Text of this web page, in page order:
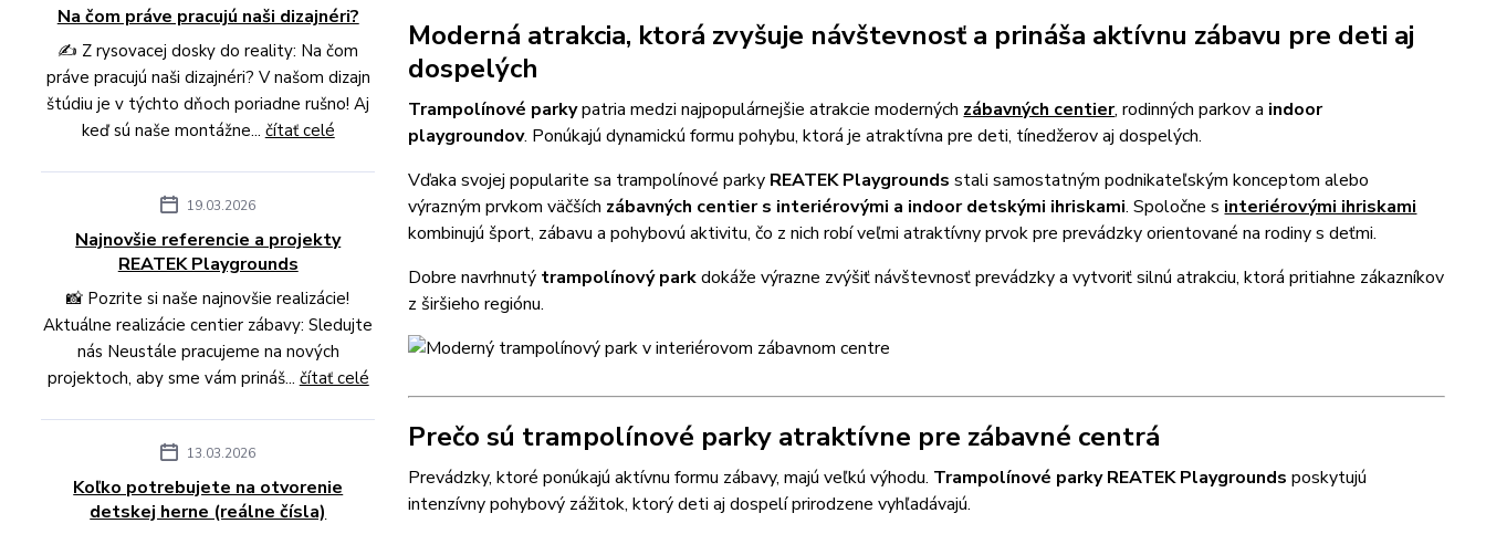
Moderná atrakcia, ktorá zvyšuje návštevnosť a prináša aktívnu zábavu pre deti aj
dospelých
Trampolínové parkypatria medzi najpopulárnejšie atrakcie moderných zábavných centier, rodinných parkov a indoor
playgroundov. Ponúkajú dynamickú formu pohybu, ktorá je atraktívna pre deti, tínedžerov aj dospelých.
Vďaka svojej popularite sa trampolínové parky REATEK Playgrounds stali samostatným podnikateľským konceptom alebo
výrazným prvkom väčších zábavných centier s interiérovými a indoor detskými ihriskami. Spoločne s interiérovými ihriskami
kombinujú šport, zábavu a pohybovú aktivitu, čo z nich robí veľmi atraktívny prvok pre prevádzky orientované na rodiny s deťmi.
Dobre navrhnutý trampolínový parkdokáže výrazne zvýšiť návštevnosť prevádzky a vytvoriť silnú atrakciu, ktorá pritiahne zákazníkov
z širšieho regiónu.
Prečo sú trampolínové parky atraktívne pre zábavné centrá
Prevádzky, ktoré ponúkajú aktívnu formu zábavy, majú veľkú výhodu. Trampolínové parky REATEK Playgrounds poskytujú
intenzívny pohybový zážitok, ktorý deti aj dospelí prirodzene vyhľadávajú.
Na čom práve pracujú naši dizajnéri?
✍️ Z rysovacej dosky do reality: Na čom
práve pracujú naši dizajnéri? V našom dizajn
štúdiu je v týchto dňoch poriadne rušno! Aj
keď sú naše montážne... čítať celé
19.03.2026
Najnovšie referencie a projekty
REATEK Playgrounds
📸 Pozrite si naše najnovšie realizácie!
Aktuálne realizácie centier zábavy: Sledujte
nás Neustále pracujeme na nových
projektoch, aby sme vám prináš... čítať celé
13.03.2026
Koľko potrebujete na otvorenie
detskej herne (reálne čísla)